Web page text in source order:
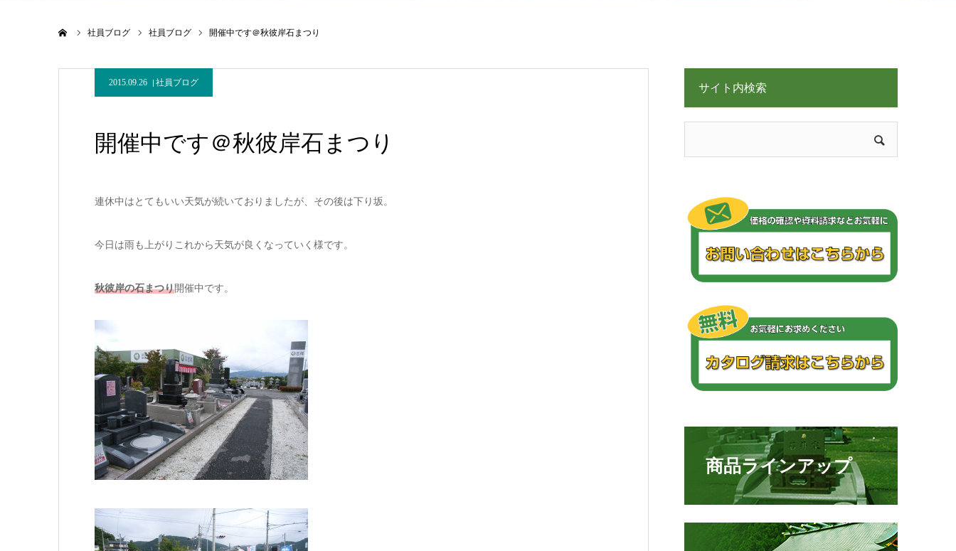
社員ブログ 社員ブログ 開催中です＠秋彼岸石まつり
2015.09.26 社員ブログ
開催中です＠秋彼岸石まつり
連休中はとてもいい天気が続いておりましたが、その後は下り坂。
今日は雨も上がりこれから天気が良くなっていく様です。
秋彼岸の石まつり開催中です。
サイト内検索
商品ラインアップ